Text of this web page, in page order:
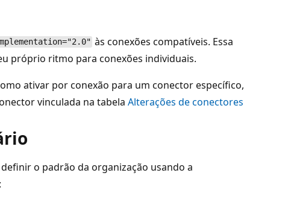
às conexões compatíveis. Essa
próprio ritmo para conexões individuais.
ativar por conexão para um conector específico,
vinculada na tabela Alterações de conectores
o padrão da organização usando a